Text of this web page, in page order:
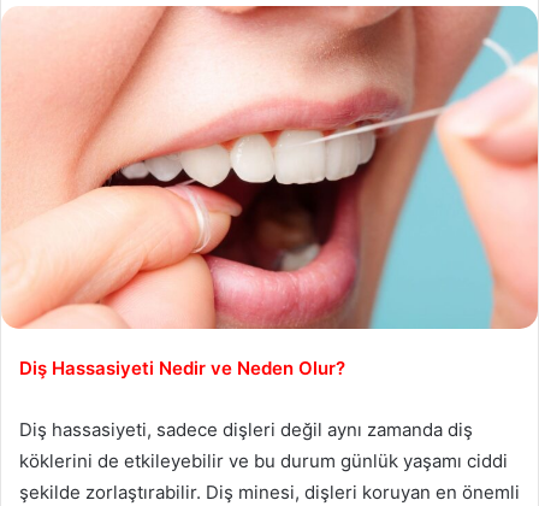
Diş Hassasiyeti Nedir ve Neden Olur?
Diş hassasiyeti, sadece dişleri değil aynı zamanda diş
köklerini de etkileyebilir ve bu durum günlük yaşamı ciddi
şekilde zorlaştırabilir. Diş minesi, dişleri koruyan en önemli